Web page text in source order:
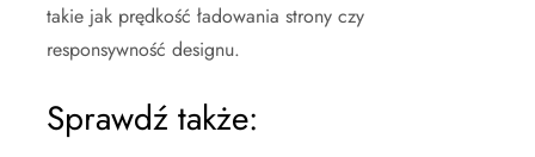
takie jak prędkość ładowania strony czy
responsywność designu.
Sprawdź także: